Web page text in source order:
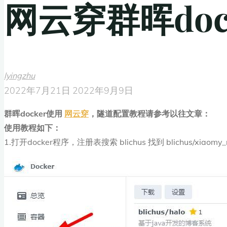
网云穿群晖
lyingzhu
2022年7月21日 2022年9月9日
群晖docker使用 网云穿 ，隧道配置教程请参考以往文章：
使用教程如下：
1.打开docker程序，注册表搜索 blichus 找到 blichus/